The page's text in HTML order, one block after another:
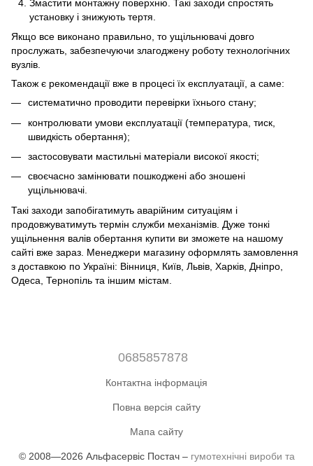
Змастити монтажну поверхню. Такі заходи спростять
установку і знижують тертя.
Якщо все виконано правильно, то ущільнювачі довго
прослужать, забезпечуючи злагоджену роботу технологічних
вузлів.
Також є рекомендації вже в процесі їх експлуатації, а саме:
систематично проводити перевірки їхнього стану;
контролювати умови експлуатації (температура, тиск,
швидкість обертання);
застосовувати мастильні матеріали високої якості;
своєчасно замінювати пошкоджені або зношені
ущільнювачі.
Такі заходи запобігатимуть аварійним ситуаціям і
продовжуватимуть термін служби механізмів. Дуже тонкі
ущільнення валів обертання купити ви зможете на нашому
сайті вже зараз. Менеджери магазину оформлять замовлення
з доставкою по Україні: Вінниця, Київ, Львів, Харків, Дніпро,
Одеса, Тернопіль та іншим містам.
0685857878
Контактна інформація
Повна версія сайту
Мапа сайту
© 2008—2026 Альфасервіс Постач – гумотехнічні вироби та